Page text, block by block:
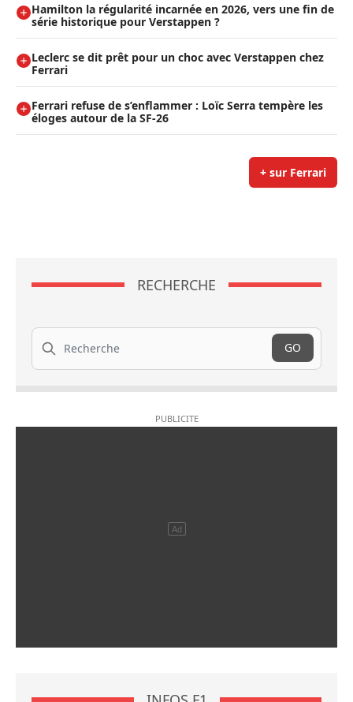
Hamilton la régularité incarnée en 2026, vers une fin de
série historique pour Verstappen ?
Leclerc se dit prêt pour un choc avec Verstappen chez
Ferrari
Ferrari refuse de s’enflammer : Loïc Serra tempère les
éloges autour de la SF-26
+ sur Ferrari
RECHERCHE
Recherche
GO